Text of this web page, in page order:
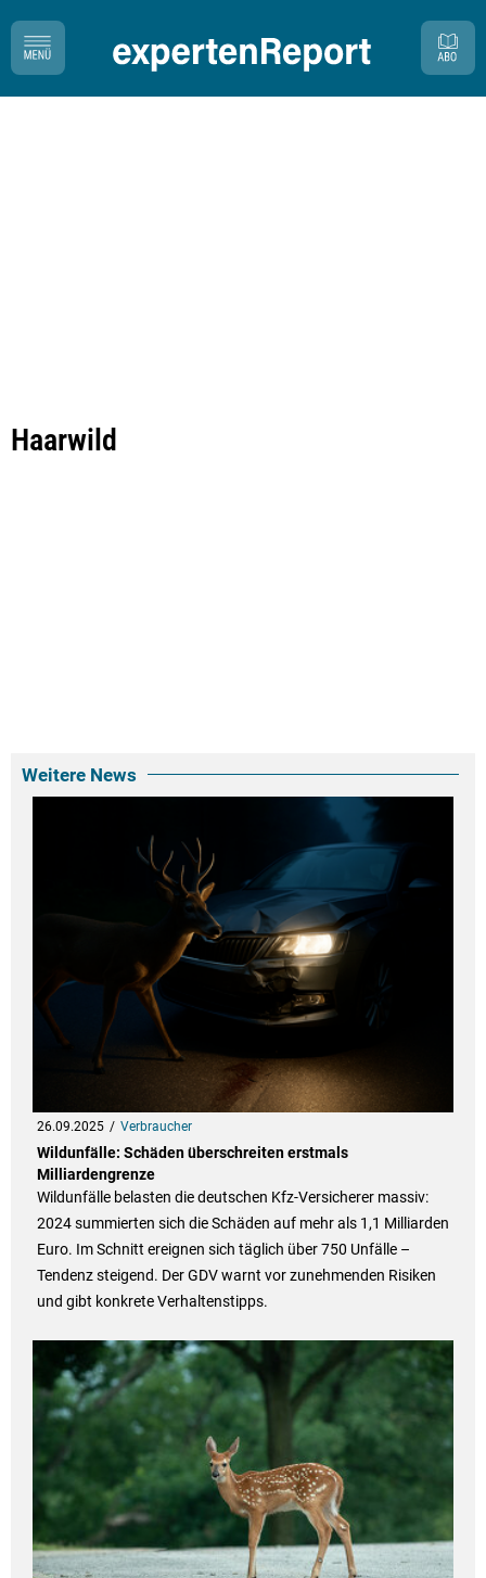
Haarwild
Weitere News
26.09.2025 Verbraucher
Wildunfälle: Schäden überschreiten erstmals
Milliardengrenze
Wildunfälle belasten die deutschen Kfz-Versicherer massiv:
2024 summierten sich die Schäden auf mehr als 1,1 Milliarden
Euro. Im Schnitt ereignen sich täglich über 750 Unfälle –
Tendenz steigend. Der GDV warnt vor zunehmenden Risiken
und gibt konkrete Verhaltenstipps.